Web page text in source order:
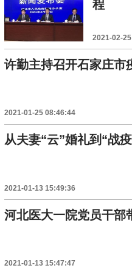
程
2021-02-
许勤主持召开石家庄市
2021-01-25 08:46:44
从夫妻“云”婚礼到“战
2021-01-13 15:49:36
河北医大一院党员干部
2021-01-13 15:47:47